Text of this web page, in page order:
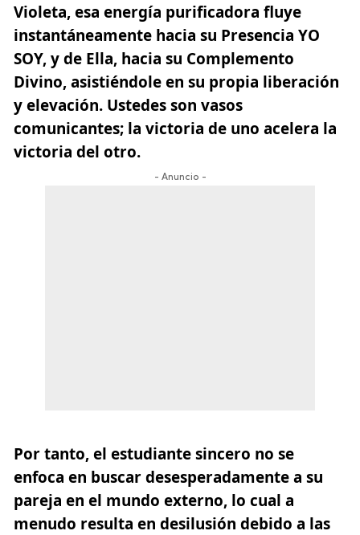
Violeta, esa energía purificadora fluye
instantáneamente hacia su Presencia YO
SOY, y de Ella, hacia su Complemento
Divino, asistiéndole en su propia liberación
y elevación. Ustedes son vasos
comunicantes; la victoria de uno acelera la
victoria del otro.
- Anuncio -
Por tanto, el estudiante sincero no se
enfoca en buscar desesperadamente a su
pareja en el mundo externo, lo cual a
menudo resulta en desilusión debido a las